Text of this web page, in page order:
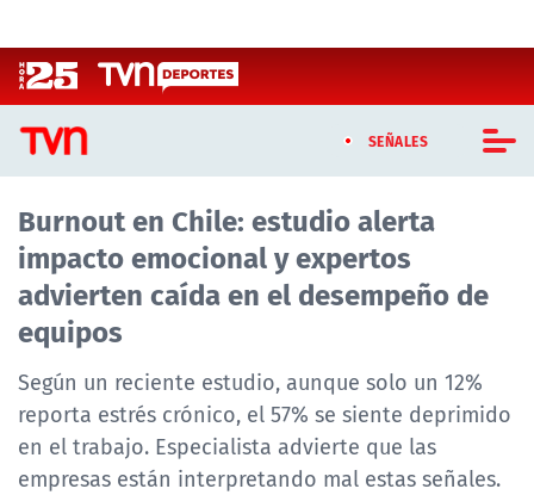
SEÑALES
CASTING MASTERCHEF CHILE
CASTING TVN VERTICAL
TVN VERTICAL
TVN PLAY
PROGRAMAS
Burnout en Chile: estudio alerta
impacto emocional y expertos
advierten caída en el desempeño de
equipos
Según un reciente estudio, aunque solo un 12%
reporta estrés crónico, el 57% se siente deprimido
en el trabajo. Especialista advierte que las
empresas están interpretando mal estas señales.